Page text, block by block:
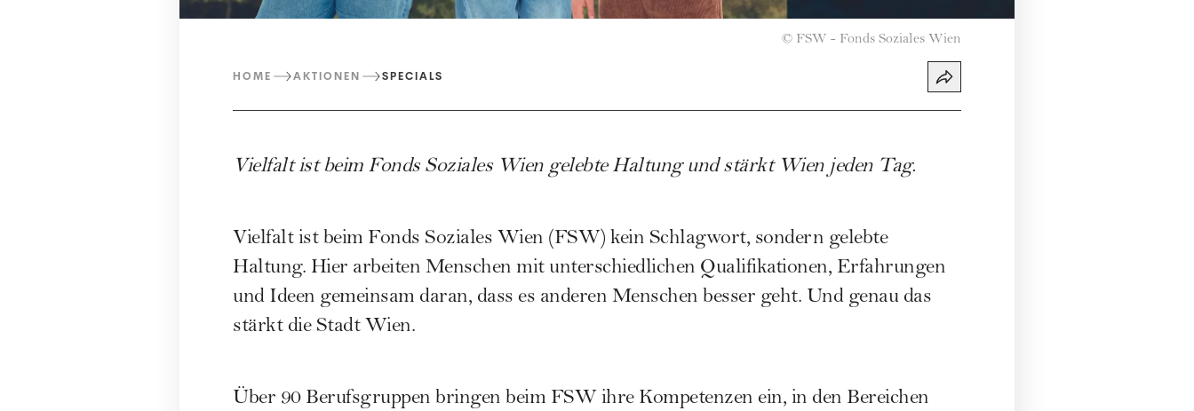
© FSW - Fonds Soziales Wien
HOME AKTIONEN SPECIALS
Vielfalt ist beim Fonds Soziales Wiengelebte Haltung und stärkt Wien jeden Tag.
Vielfalt ist beim Fonds Soziales Wien (FSW) kein Schlagwort, sondern gelebte
Haltung. Hier arbeiten Menschen mit unterschiedlichen Qualifikationen, Erfahrungen
und Ideen gemeinsam daran, dass es anderen Menschen besser geht. Und genau das
stärkt die Stadt Wien.
Über 90 Berufsgruppen bringen beim FSW ihre Kompetenzen ein, in den Bereichen